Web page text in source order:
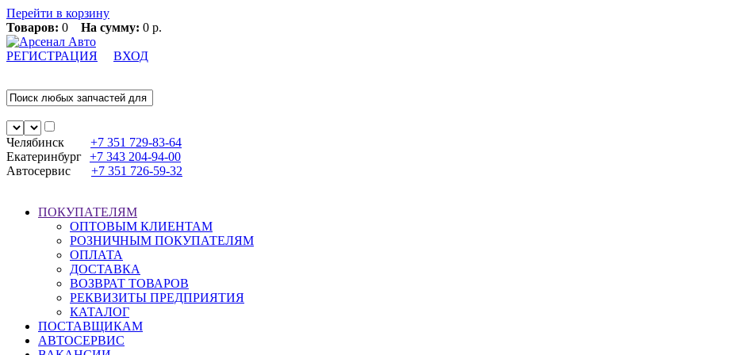
Перейти в корзину
Товаров: 0 На сумму: 0 р.
РЕГИСТРАЦИЯ ВХОД
Челябинск +7 351 729-83-64
Екатеринбург +7 343 204-94-00
Автосервис
+7 351 726-59-32
ПОКУПАТЕЛЯМ
ОПТОВЫМ КЛИЕНТАМ
РОЗНИЧНЫМ ПОКУПАТЕЛЯМ
ОПЛАТА
ДОСТАВКА
ВОЗВРАТ ТОВАРОВ
РЕКВИЗИТЫ ПРЕДПРИЯТИЯ
КАТАЛОГ
ПОСТАВЩИКАМ
АВТОСЕРВИС